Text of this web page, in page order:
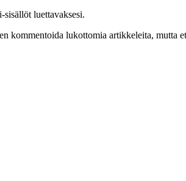
luettavaksesi.
kommentoida lukottomia artikkeleita, mutta